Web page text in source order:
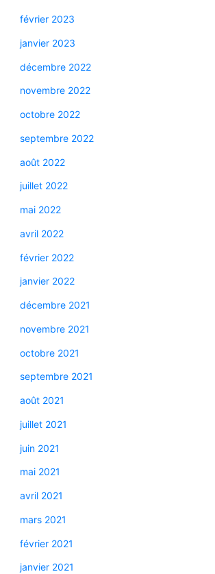
février 2023
janvier 2023
décembre 2022
novembre 2022
octobre 2022
septembre 2022
août 2022
juillet 2022
mai 2022
avril 2022
février 2022
janvier 2022
décembre 2021
novembre 2021
octobre 2021
septembre 2021
août 2021
juillet 2021
juin 2021
mai 2021
avril 2021
mars 2021
février 2021
janvier 2021